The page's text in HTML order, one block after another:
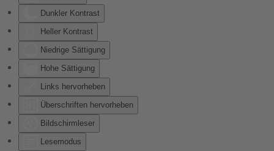
Dunkler Kontrast
Heller Kontrast
Niedrige Sättigung
Hohe Sättigung
Links hervorheben
Überschriften hervorheben
Bildschirmleser
Lesemodus